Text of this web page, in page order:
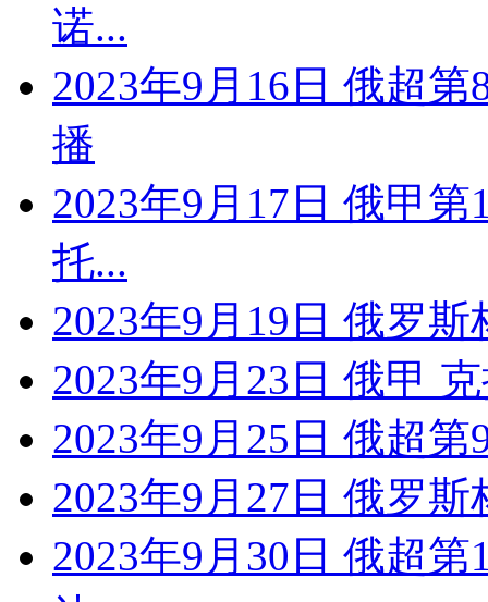
诺...
2023年9月16日 俄超
播
2023年9月17日 俄甲
托...
2023年9月19日 俄罗
2023年9月23日 俄甲
2023年9月25日 俄超
2023年9月27日 俄罗
2023年9月30日 俄超